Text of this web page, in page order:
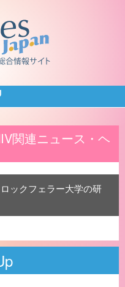
関連ニュース・ヘ
ックフェラー大学の研